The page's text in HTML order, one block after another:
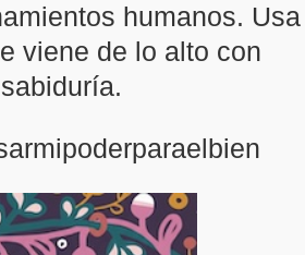
humanos. Usa
viene de lo alto con
sabiduría.